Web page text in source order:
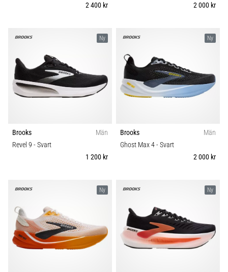
2 400 kr
2 000 kr
Ny
Brooks
Män
Revel 9 - Svart
1 200 kr
Ny
Brooks
Män
Ghost Max 4- Svart
2 000 kr
Ny Ny